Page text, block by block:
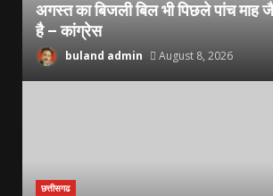
अगस्त का बिजली बिल भी पिछले पांच माह
है – कांग्रेस
buland admin August 8, 2026
छत्तीसगढ